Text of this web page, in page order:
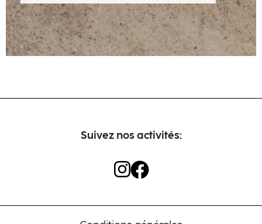
Contact
Suivez nos activités: